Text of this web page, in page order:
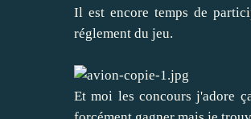
Il est encore temps de
réglement du jeu.
Et moi les concours j'adore